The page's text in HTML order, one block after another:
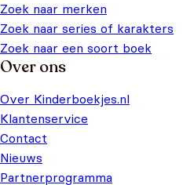
Zoek naar merken
Zoek naar series of karakters
Zoek naar een soort boek
Over ons
Over Kinderboekjes.nl
Klantenservice
Contact
Nieuws
Partnerprogramma